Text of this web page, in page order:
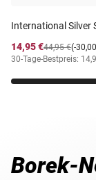
Michel-Nr.
International Silver
14,95 €
(-
44,95 €
30-Tage-Bestpreis:
Borek-